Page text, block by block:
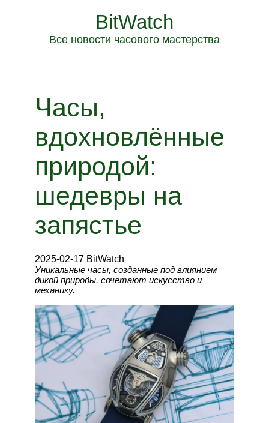
BitWatch
Все новости часового мастерства
Часы,
вдохновлённые
природой:
шедевры на
запястье
2025-02-17 BitWatch
Уникальные часы, созданные под влиянием
дикой природы, сочетают искусство и
механику.